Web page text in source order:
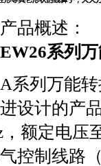
品概述：
EW26系列
A系列万能
设计的产
，额定电压
控制线路